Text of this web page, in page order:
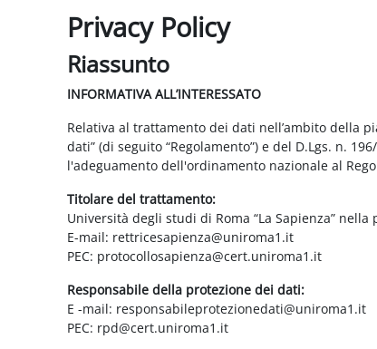
Privacy Policy
Riassunto
INFORMATIVA ALL’INTERESSATO
Relativa al trattamento dei dati nell’ambito della
dati” (di seguito “Regolamento”) e del D.Lgs. n.
l'adeguamento dell'ordinamento nazionale al
Titolare del trattamento:
Università degli studi di Roma “La Sapienza”
E-mail: rettricesapienza@uniroma1.it
PEC: protocollosapienza@cert.uniroma1.it
Responsabile della protezione dei dati:
E -mail: responsabileprotezionedati@uniroma1.it
PEC: rpd@cert.uniroma1.it